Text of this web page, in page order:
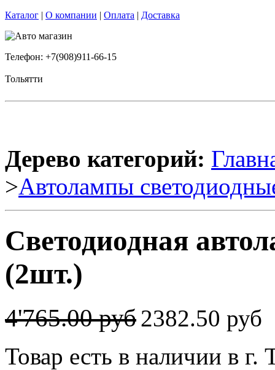
Каталог | О компании | Оплата | Доставка
Телефон: +7(908)911-66-15
Тольятти
Дерево категорий:
>Автолампы
Светодиодная
(2шт.)
4'765.00 руб2382.50 руб
Товар есть в наличии в г.